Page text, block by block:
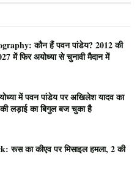
कौन हैं पवन पांडेय? 2012 की
में फिर अयोध्या से चुनावी मैदान में
में पवन पांडेय पर अखिलेश यादव का
लड़ाई का बिगुल बज चुका है
रूस का कीएव पर मिसाइल हमला, 2 की